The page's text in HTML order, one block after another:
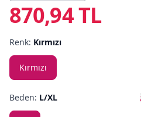
Markalar
Yazlık Pijama
Kampanyalar
Yeni Gelenler
870,94 TL
Renk: Kırmızı
Kırmızı
Beden: L/XL